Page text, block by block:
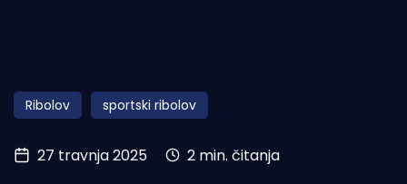
Obala
Otoci
Turizam i nautika
Ribolov sportski ribolov
27 travnja 2025 2 min. čitanja